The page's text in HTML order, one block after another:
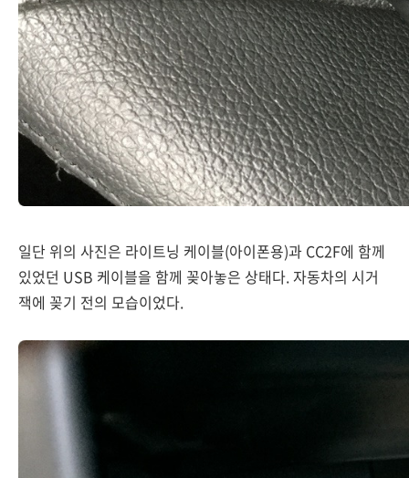
일단 위의 사진은 라이트닝 케이블(아이폰용)과 CC2F에 함께
있었던 USB 케이블을 함께 꽂아놓은 상태다. 자동차의 시거
잭에 꽂기 전의 모습이었다.